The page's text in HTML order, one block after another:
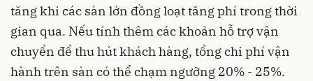
tăng khi các sàn lớn đồng loạt tăng phí trong thời
gian qua. Nếu tính thêm các khoản hỗ trợ vận
chuyển để thu hút khách hàng, tổng chi phí vận
hành trên sàn có thể chạm ngưỡng 20% - 25%.